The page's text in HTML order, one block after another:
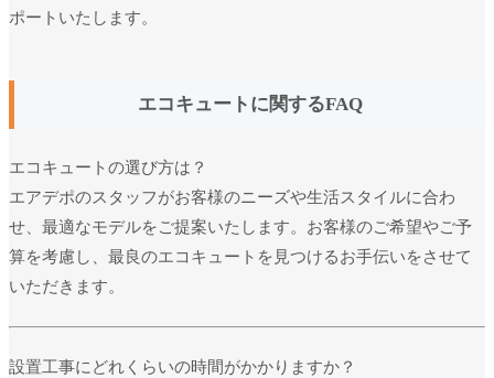
ポートいたします。
エコキュートに関するFAQ
エコキュートの選び方は？
エアデポのスタッフがお客様のニーズや生活スタイルに合わ
せ、最適なモデルをご提案いたします。お客様のご希望やご予
算を考慮し、最良のエコキュートを見つけるお手伝いをさせて
いただきます。
設置工事にどれくらいの時間がかかりますか？